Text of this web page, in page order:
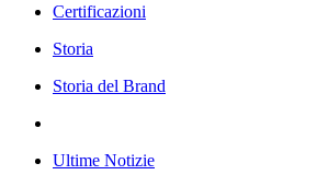
Certificazioni
Storia
Storia del Brand
Ultime Notizie